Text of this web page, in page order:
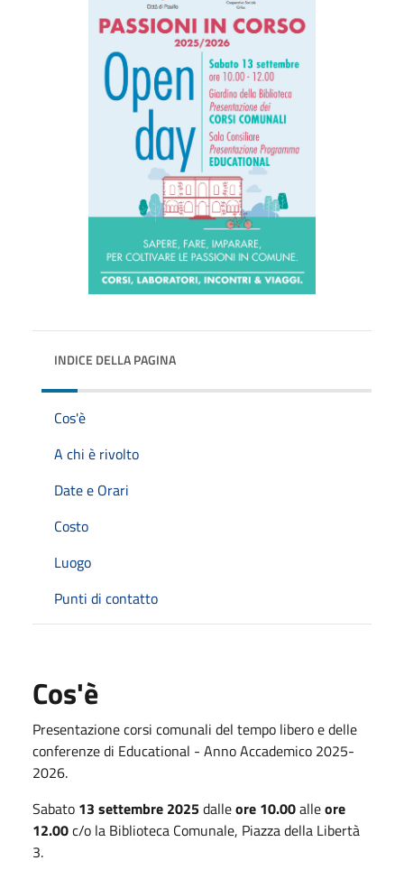
INDICE DELLA PAGINA
Cos'è
A chi è rivolto
Date e Orari
Costo
Luogo
Punti di contatto
Cos'è
Presentazione corsi comunali del tempo libero e delle
conferenze di Educational - Anno Accademico 2025-
2026.
Sabato 13 settembre 2025dalleore 10.00alleore
12.00c/o la Biblioteca Comunale, Piazza della Libertà
3.